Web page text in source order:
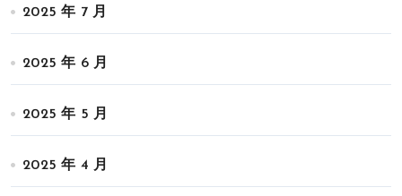
2025 年 7 月
2025 年 6 月
2025 年 5 月
2025 年 4 月